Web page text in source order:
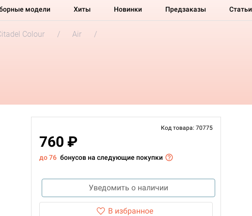
модели Хиты Новинки Предзаказы Статьи
Colour
Air
Код товара: 70775
760 ₽
до 76 бонусов на следующие покупки
Уведомить о наличии
В избранное